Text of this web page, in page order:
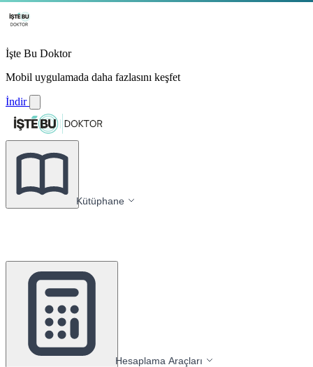
İşte Bu Doktor
Mobil uygulamada daha fazlasını keşfet
İndir
Kütüphane
Hesaplama Araçları